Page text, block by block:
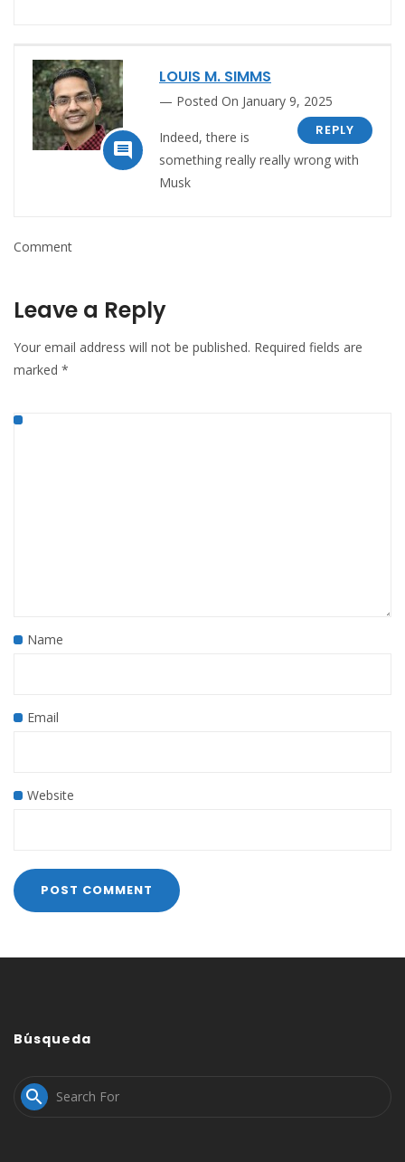

LOUIS M. SIMMS
Posted On January 9, 2025
REPLY
Indeed, there is
something really really wrong with
Musk
Comment
Leave a Reply
Your email address will not be published. Required fields are
marked *
Name
Email
Website
Búsqueda
